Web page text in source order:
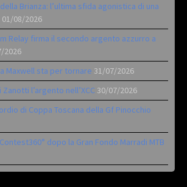
Brianza: l’ultima sfida agonistica di una
01/08/2026
Relay firma il secondo argento azzurro a
2026
Maxwell sta per tornare 31/07/2026
l’argento nell’XCC 30/07/2026
di Coppa Toscana della Gf Pinocchio
dopo la Gran Fondo Marradi MTB